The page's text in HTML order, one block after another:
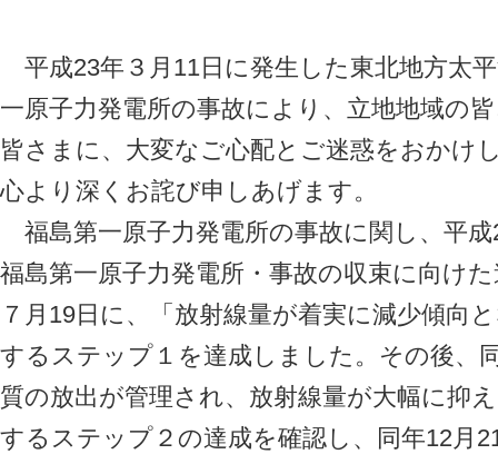
平成23年３月11日に発生した東北地方太
一原子力発電所の事故により、立地地域の
皆さまに、大変なご心配とご迷惑をおかけ
心より深くお詫び申しあげます。
福島第一原子力発電所の事故に関し、平
福島第一原子力発電所・事故の収束に向け
７月19日に、「放射線量が着実に減少傾向
するステップ１を達成しました。その後、
質の放出が管理され、放射線量が大幅に抑
するステップ２の達成を確認し、同年12月